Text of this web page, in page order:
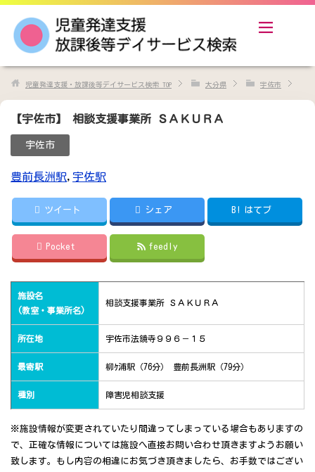
児童発達支援・放課後等デイサービス検索 TOP 大分県 宇佐市
【宇佐市】 相談支援事業所 ＳＡＫＵＲＡ
宇佐市
豊前長洲駅, 宇佐駅
ツイート シェア B! はてブ
Pocket feedly
施設名
(教室・事業所名)
相談支援事業所 ＳＡＫＵＲＡ
所在地 宇佐市法鏡寺９９６－１５
最寄駅 柳ｹ浦駅（76分） 豊前長洲駅（79分）
種別 障害児相談支援
※施設情報が変更されていたり間違ってしまっている場合もありますの
で、正確な情報については施設へ直接お問い合わせ頂きますようお願い
致します。もし内容の相違にお気づき頂きましたら、お手数ではござい